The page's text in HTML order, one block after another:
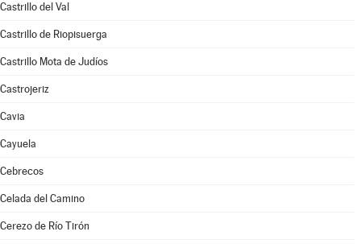
Castrillo del Val
Castrillo de Riopisuerga
Castrillo Mota de Judíos
Castrojeriz
Cavia
Cayuela
Cebrecos
Celada del Camino
Cerezo de Río Tirón